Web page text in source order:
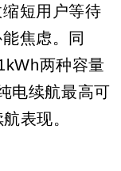
短用户等待
焦虑。同
两种容量
电续航最高可
表现。